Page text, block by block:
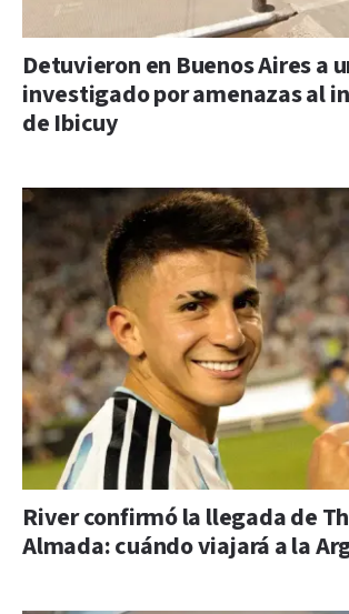
Detuvieron en Buenos Aires a
investigado por amenazas al
de Ibicuy
River confirmó la llegada de
Almada: cuándo viajará a la